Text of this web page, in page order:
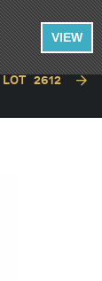
LOT 2612
VIEW